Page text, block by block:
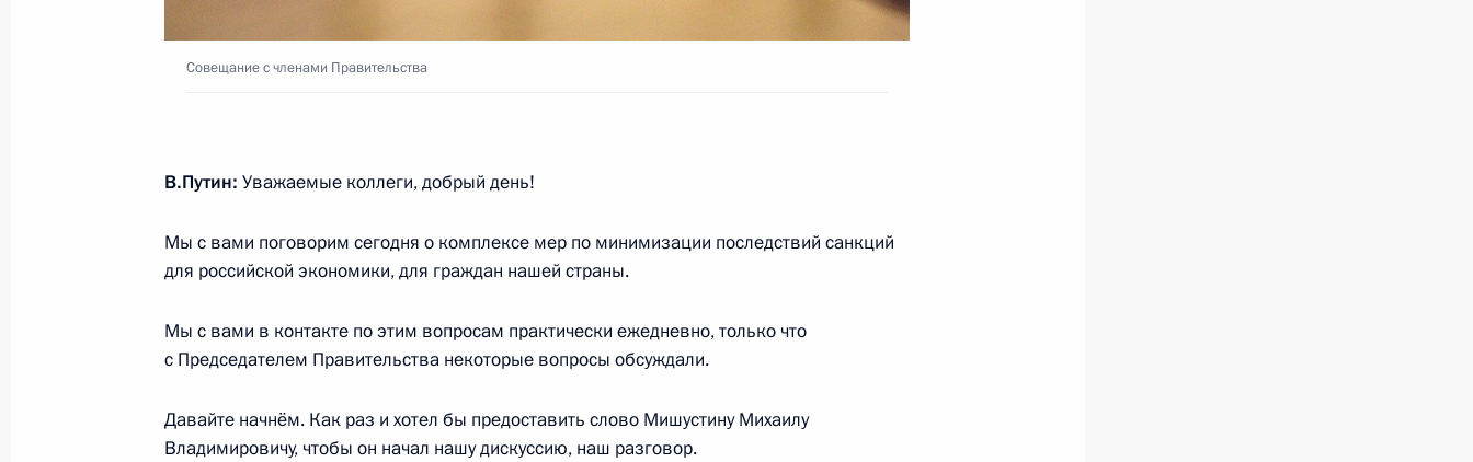
Российской Федерации и директоров служб
14 мая 2024 года, 21:25
20 февраля 2024 года, 23:25
Совещание с членами Правительства
Совещание с членами Правительства
В.Путин: Уважаемые коллеги, добрый день!
Мы с вами поговорим сегодня о комплексе мер по минимизации последствий санкций
для российской экономики, для граждан нашей страны.
Мы с вами в контакте по этим вопросам практически ежедневно, только что
с Председателем Правительства некоторые вопросы обсуждали.
Давайте начнём. Как раз и хотел бы предоставить слово Мишустину Михаилу
Владимировичу, чтобы он начал нашу дискуссию, наш разговор.